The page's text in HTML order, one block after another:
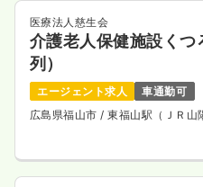
医療法人慈生会
介護老人保健施設く
列）
エージェント求人
車通勤可
広島県福山市 / 東福山駅（ＪＲ山